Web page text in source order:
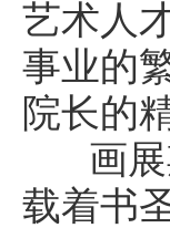
艺术人
事业的
院长的
画展
载着书